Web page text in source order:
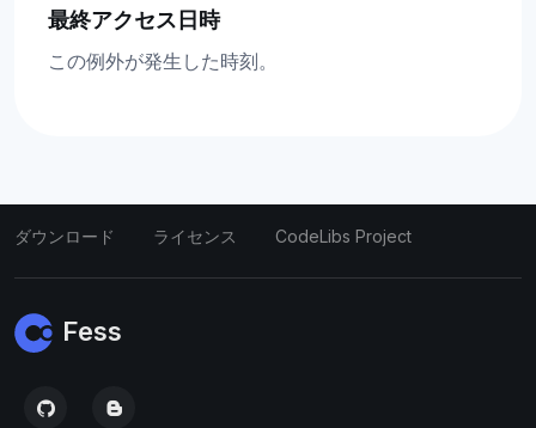
最終アクセス日時
この例外が発生した時刻。
ダウンロード ライセンス CodeLibs Project
Fess